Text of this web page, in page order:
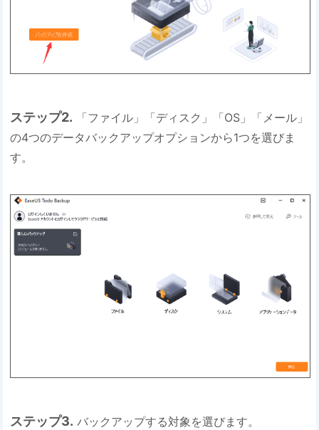
ステップ2. 「ファイル」「ディスク」「OS」「メール」
の4つのデータバックアップオプションから1つを選びま
す。
ステップ3. バックアップする対象を選びます。